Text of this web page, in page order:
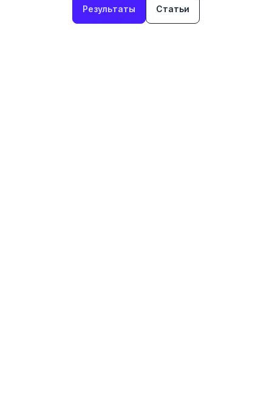
Результаты Статьи